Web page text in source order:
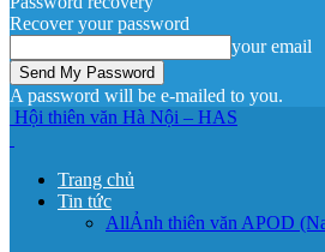
Recover your password
your email
A password will be e-mailed to you.
Hội thiên văn Hà Nội – HAS
Trang chủ
Tin tức
AllẢnh thiên văn APOD